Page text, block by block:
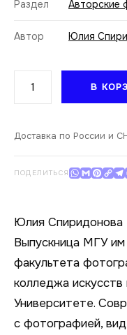
Раздел Авторские
Автор Юлия
товара
Long
Prokofiev
В
Доставка по России и
ПОДЕЛИТЬСЯ Gmail
Юлия Спиридонова
Выпускница МГУ
факультета
колледжа искусств
Университете.
с фотографией,